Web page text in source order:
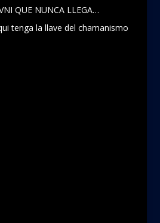
QUE NUNCA LLEGA…
tenga la llave del chamanismo